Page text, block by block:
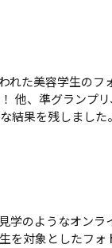
た美容学生のフ
他、準グランプ
結果を残しました。
学のようなオン
対象としたフォ